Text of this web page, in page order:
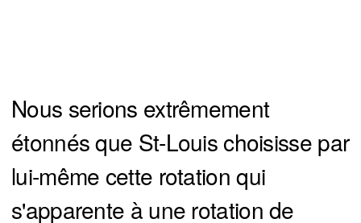
Nous serions extrêmement
étonnés que St-Louis choisisse par
lui-même cette rotation qui
s'apparente à une rotation de